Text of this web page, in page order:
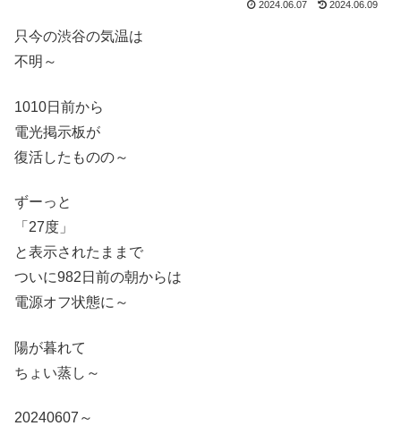
2024.06.07 2024.06.09
只今の渋谷の気温は
不明～
1010日前から
電光掲示板が
復活したものの～
ずーっと
「27度」
と表示されたままで
ついに982日前の朝からは
電源オフ状態に～
陽が暮れて
ちょい蒸し～
20240607～